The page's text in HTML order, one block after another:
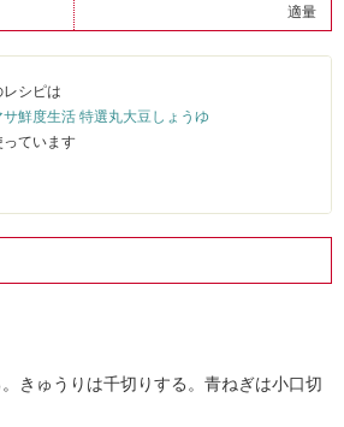
適量
レシピは
サ鮮度生活 特選丸大豆しょうゆ
っています
きゅうりは千切りする。青ねぎは小口切